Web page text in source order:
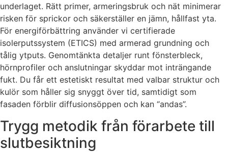
underlaget. Rätt primer, armeringsbruk och nät minimerar
risken för sprickor och säkerställer en jämn, hållfast yta.
För energiförbättring använder vi certifierade
isolerputssystem (ETICS) med armerad grundning och
tålig ytputs. Genomtänkta detaljer runt fönsterbleck,
hörnprofiler och anslutningar skyddar mot inträngande
fukt. Du får ett estetiskt resultat med valbar struktur och
kulör som håller sig snyggt över tid, samtidigt som
fasaden förblir diffusionsöppen och kan “andas”.
Trygg metodik från förarbete till
slutbesiktning